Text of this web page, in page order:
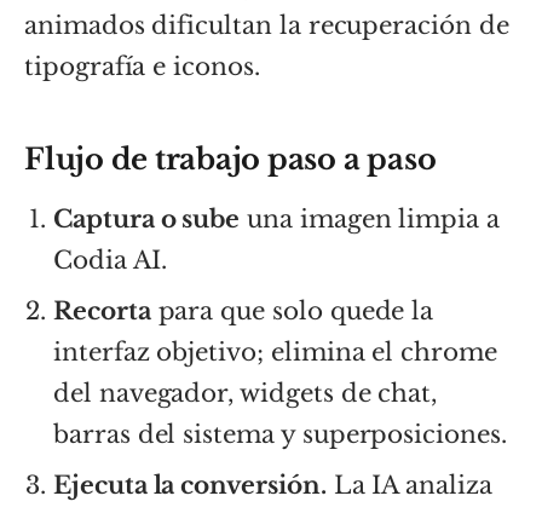
animados dificultan la recuperación de
tipografía e iconos.
Flujo de trabajo paso a paso
Captura o sube una imagen limpia a
Codia AI.
Recortapara que solo quede la
interfaz objetivo; elimina el chrome
del navegador, widgets de chat,
barras del sistema y superposiciones.
Ejecuta la conversión. La IA analiza